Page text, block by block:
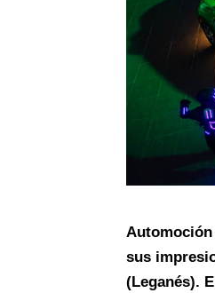
sus
(Leganés).